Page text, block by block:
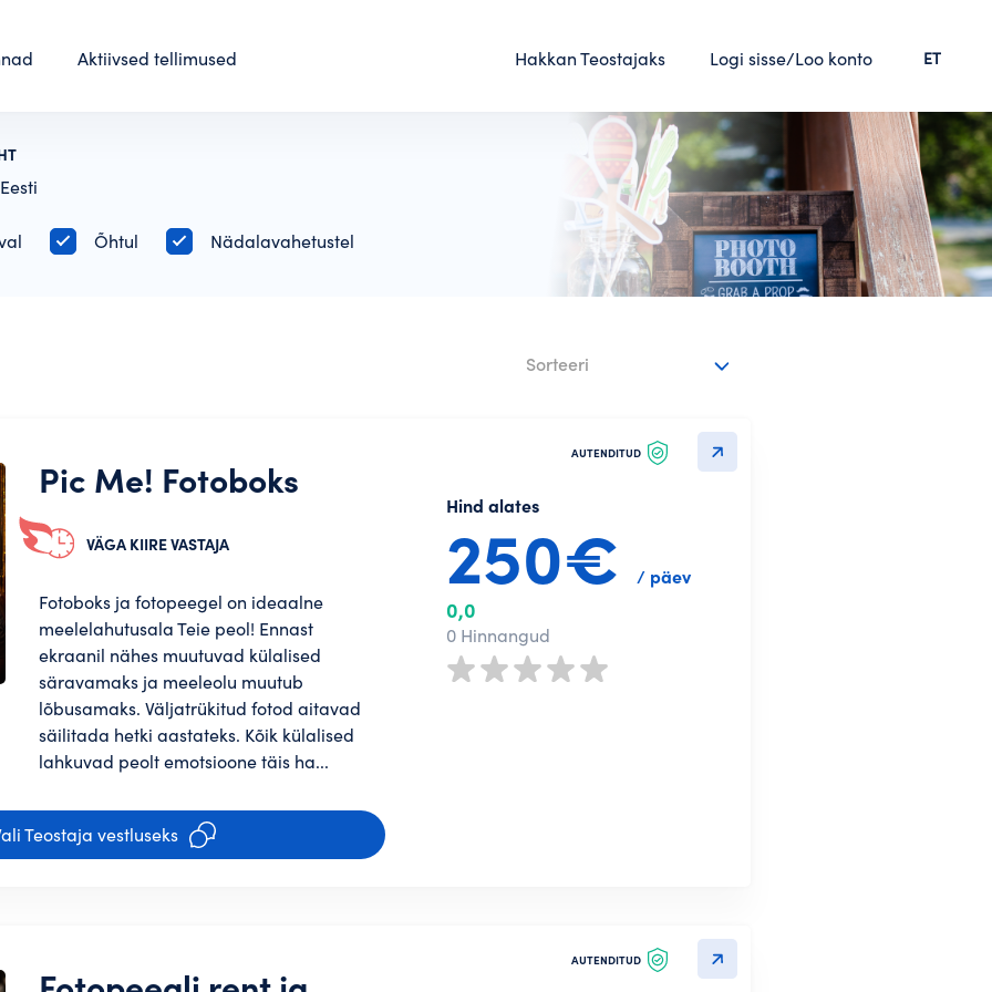
Aktiivsed tellimused Hakkan Teostajaks Logi sisse/Loo konto ET
Õhtul Nädalavahetustel
Sorteeri
AUTENDITUD
Pic Me! Fotoboks
VÄGA KIIRE VASTAJA
Fotoboks ja fotopeegel on ideaalne
meelelahutusala Teie peol! Ennast
ekraanil nähes muutuvad külalised
säravamaks ja meeleolu muutub
lõbusamaks. Väljatrükitud fotod aitavad
säilitada hetki aastateks. Kõik külalised
lahkuvad peolt emotsioone täis ha...
Teostaja vestluseks
Hind alates
250€ / päev
0,0
0 Hinnangud
AUTENDITUD
PAROOL TEIST KORDA*
saad
panna!